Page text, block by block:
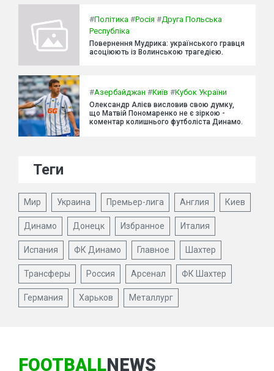
#Політика #Росія #Друга Польська
Республіка
Повернення Мудрика: українського гравця
асоціюють із Волинською трагедією.
#Азербайджан #Київ #Кубок України
Олександр Алієв висловив свою думку,
що Матвій Пономаренко не є зіркою -
коментар колишнього футболіста Динамо.
Теги
Мир Украина Премьер-лига Англия Киев
Динамо Донецк Избранное Италия
Испания ФК Динамо Главное Шахтер
Трансферы Россия Арсенал ФК Шахтер
Германия Харьков Металлург
FOOTBALLNEWS